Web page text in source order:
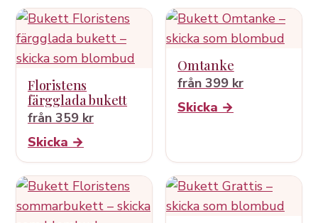
Floristens
färgglada bukett
från 359 kr
Skicka →
Omtanke
från 399 kr
Skicka →